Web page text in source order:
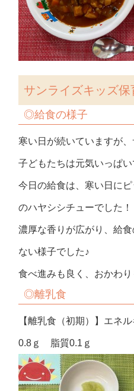
サンライズキッズ保
◎給食の様子
寒い日が続いていますが
子どもたちは元気いっぱい
今日の給食は、寒い日に
のハヤシシチューでした
濃厚な香りが広がり、給
ない様子でした♪
食べ進みも良く、おかわ
◎離乳食
【離乳食（初期）】エネ
0.8ｇ 脂質0.1ｇ